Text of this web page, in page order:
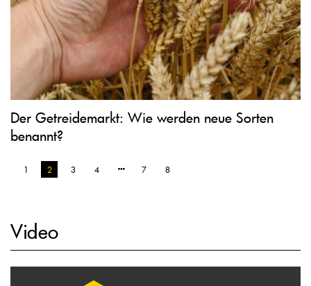
Der Getreidemarkt: Wie werden neue Sorten
benannt?
1 2 3 4 7 8
Video